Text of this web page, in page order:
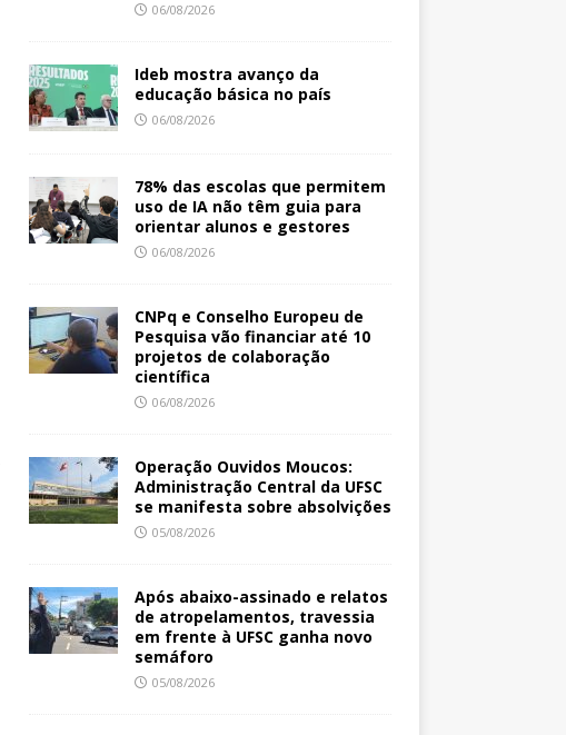
06/08/2026
Ideb mostra avanço da
educação básica no país
06/08/2026
78% das escolas que permitem
uso de IA não têm guia para
orientar alunos e gestores
06/08/2026
CNPq e Conselho Europeu de
Pesquisa vão financiar até 10
projetos de colaboração
científica
06/08/2026
Operação Ouvidos Moucos:
Administração Central da UFSC
se manifesta sobre absolvições
05/08/2026
Após abaixo-assinado e relatos
de atropelamentos, travessia
em frente à UFSC ganha novo
semáforo
05/08/2026